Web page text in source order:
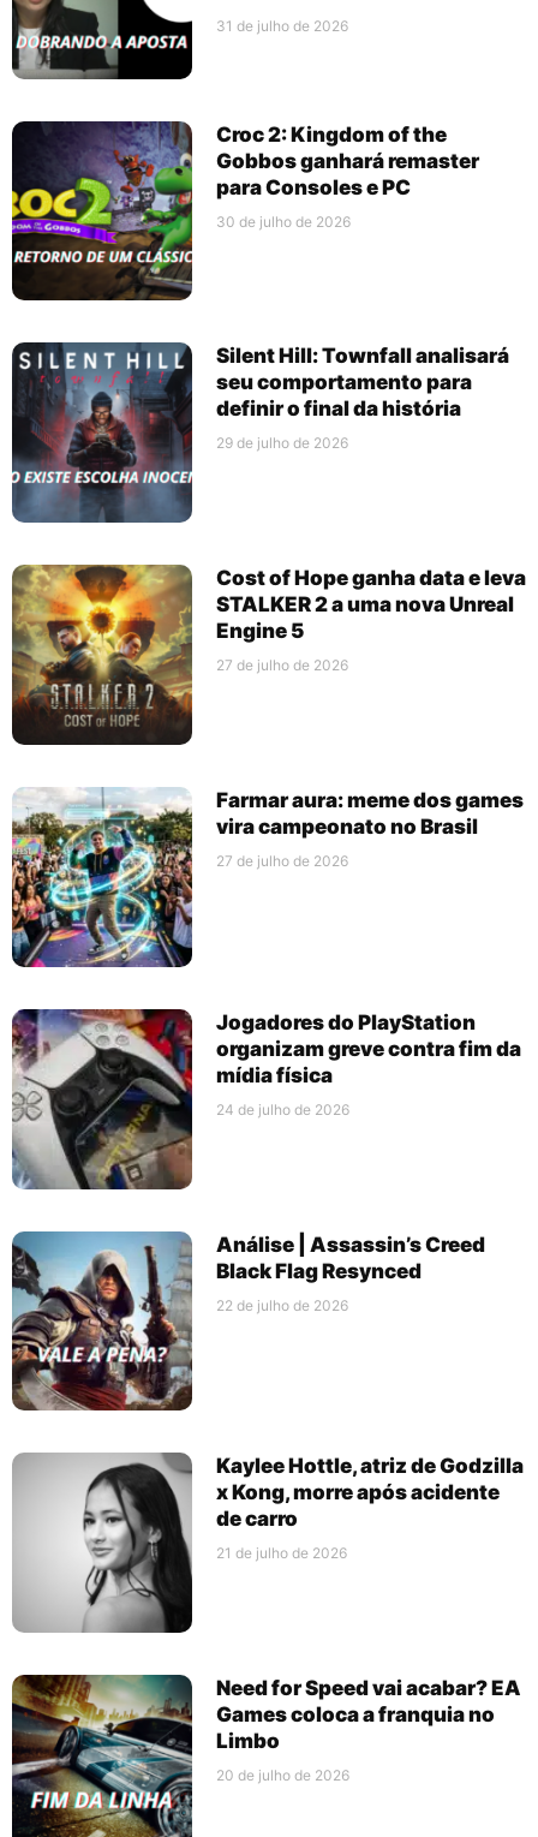
31 de julho de 2026
Croc 2: Kingdom of the
Gobbos ganhará remaster
para Consoles e PC
30 de julho de 2026
Silent Hill: Townfall analisará
seu comportamento para
definir o final da história
29 de julho de 2026
Cost of Hope ganha data e leva
STALKER 2 a uma nova Unreal
Engine 5
27 de julho de 2026
Farmar aura: meme dos games
vira campeonato no Brasil
27 de julho de 2026
Jogadores do PlayStation
organizam greve contra fim da
mídia física
24 de julho de 2026
Análise | Assassin’s Creed
Black Flag Resynced
22 de julho de 2026
Kaylee Hottle, atriz de Godzilla
x Kong, morre após acidente
de carro
21 de julho de 2026
Need for Speed vai acabar? EA
Games coloca a franquia no
Limbo
20 de julho de 2026